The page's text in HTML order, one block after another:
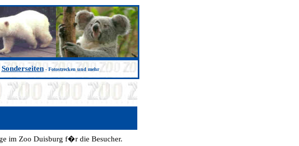
Sonderseiten- Fotostrecken und mehr
im Zoo Duisburg f�r die Besucher.